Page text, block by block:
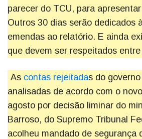
parecer do TCU, para
Outros 30 dias serão dedicados
emendas ao relatório. E ainda
que devem ser respeitados
As contas rejeitadas do
analisadas de acordo com o
agosto por decisão liminar do
Barroso, do Supremo Tribunal
acolheu mandado de segurança